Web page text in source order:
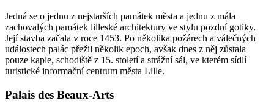
Jedná se o jednu z nejstarších památek města a jednu z mála
zachovalých památek lilleské architektury ve stylu pozdní gotiky.
Její stavba začala v roce 1453. Po několika požárech a válečných
událostech palác přežil několik epoch, avšak dnes z něj zůstala
pouze kaple, schodiště z 15. století a strážní sál, ve kterém sídlí
turistické informační centrum města Lille.
Palais des Beaux-Arts